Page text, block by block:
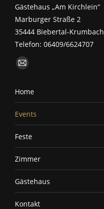
Gästehaus „Am Kirchlein“
Marburger Straße 2
35444 Biebertal-Krumbach
Telefon: 06409/6624707
Finden Sie uns auf:
E-
page
new
window
Home
Events
Feste
Zimmer
Gästehaus
Kontakt